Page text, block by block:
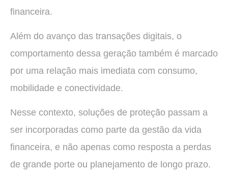
financeira.
Além do avanço das transações digitais, o
comportamento dessa geração também é marcado
por uma relação mais imediata com consumo,
mobilidade e conectividade.
Nesse contexto, soluções de proteção passam a
ser incorporadas como parte da gestão da vida
financeira, e não apenas como resposta a perdas
de grande porte ou planejamento de longo prazo.